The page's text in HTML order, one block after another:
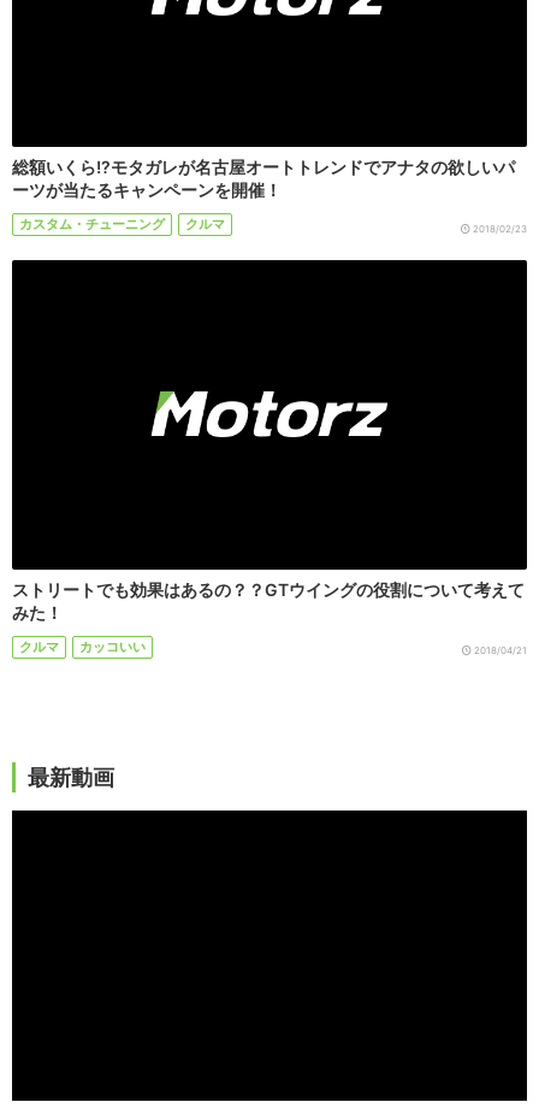
総額いくら!?モタガレが名古屋オートトレンドでアナタの欲しいパ
ーツが当たるキャンペーンを開催！
カスタム・チューニング クルマ 2018/02/23
ストリートでも効果はあるの？？GTウイングの役割について考えて
みた！
クルマ カッコいい 2018/04/21
最新動画